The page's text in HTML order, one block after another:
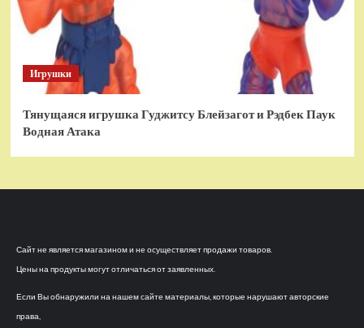
Игрушки
Тянущаяся игрушка Гуджитсу Блейзагот и Рэдбек Паук
Водная Атака
Сайт не является магазином и не осуществляет продажи товаров.
Цены на продукты могут отличаться от заявленных.
Если Вы обнаружили на нашем сайте материалы, которые нарушают авторские
права,